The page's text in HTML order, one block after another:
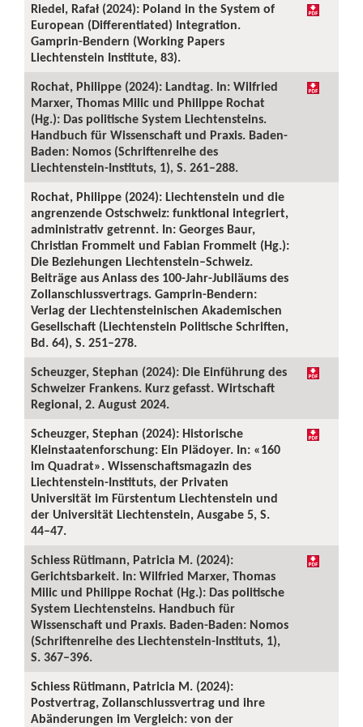
Riedel, Rafał (2024): Poland in the System of
European (Differentiated) Integration.
Gamprin-Bendern (Working Papers
Liechtenstein Institute, 83).
Rochat, Philippe (2024): Landtag. In: Wilfried
Marxer, Thomas Milic und Philippe Rochat
(Hg.): Das politische System Liechtensteins.
Handbuch für Wissenschaft und Praxis. Baden-
Baden: Nomos (Schriftenreihe des
Liechtenstein-Instituts, 1), S. 261–288.
Rochat, Philippe (2024): Liechtenstein und die
angrenzende Ostschweiz: funktional integriert,
administrativ getrennt. In: Georges Baur,
Christian Frommelt und Fabian Frommelt (Hg.):
Die Beziehungen Liechtenstein–Schweiz.
Beiträge aus Anlass des 100-Jahr-Jubiläums des
Zollanschlussvertrags. Gamprin-Bendern:
Verlag der Liechtensteinischen Akademischen
Gesellschaft (Liechtenstein Politische Schriften,
Bd. 64), S. 251–278.
Scheuzger, Stephan (2024): Die Einführung des
Schweizer Frankens. Kurz gefasst. Wirtschaft
Regional, 2. August 2024.
Scheuzger, Stephan (2024): Historische
Kleinstaatenforschung: Ein Plädoyer. In: «160
im Quadrat». Wissenschaftsmagazin des
Liechtenstein-Instituts, der Privaten
Universität im Fürstentum Liechtenstein und
der Universität Liechtenstein, Ausgabe 5, S.
44–47.
Schiess Rütimann, Patricia M. (2024):
Gerichtsbarkeit. In: Wilfried Marxer, Thomas
Milic und Philippe Rochat (Hg.): Das politische
System Liechtensteins. Handbuch für
Wissenschaft und Praxis. Baden-Baden: Nomos
(Schriftenreihe des Liechtenstein-Instituts, 1),
S. 367–396.
Schiess Rütimann, Patricia M. (2024):
Postvertrag, Zollanschlussvertrag und ihre
Abänderungen im Vergleich: von der